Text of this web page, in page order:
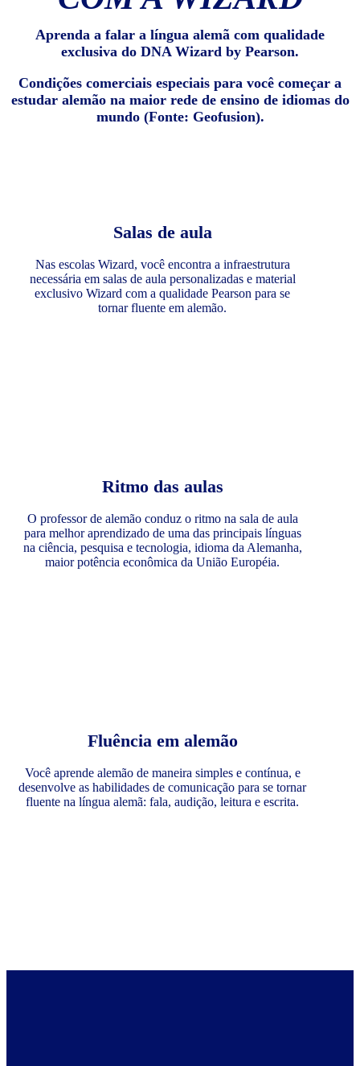
Aprenda a falar a língua alemã com qualidade
exclusiva do DNA Wizard by Pearson.
Condições comerciais especiais para você começar a
estudar alemão na maior rede de ensino de idiomas do
mundo (Fonte: Geofusion).
Salas de aula
Nas escolas Wizard, você encontra a infraestrutura
necessária em salas de aula personalizadas e material
exclusivo Wizard com a qualidade Pearson para se
tornar fluente em alemão.
Ritmo das aulas
O professor de alemão conduz o ritmo na sala de aula
para melhor aprendizado de uma das principais línguas
na ciência, pesquisa e tecnologia, idioma da Alemanha,
maior potência econômica da União Européia.
Fluência em alemão
Você aprende alemão de maneira simples e contínua, e
desenvolve as habilidades de comunicação para se tornar
fluente na língua alemã: fala, audição, leitura e escrita.